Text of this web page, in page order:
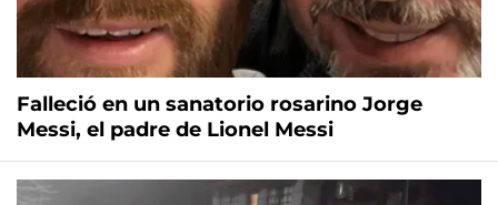
Falleció en un sanatorio rosarino Jorge
Messi, el padre de Lionel Messi